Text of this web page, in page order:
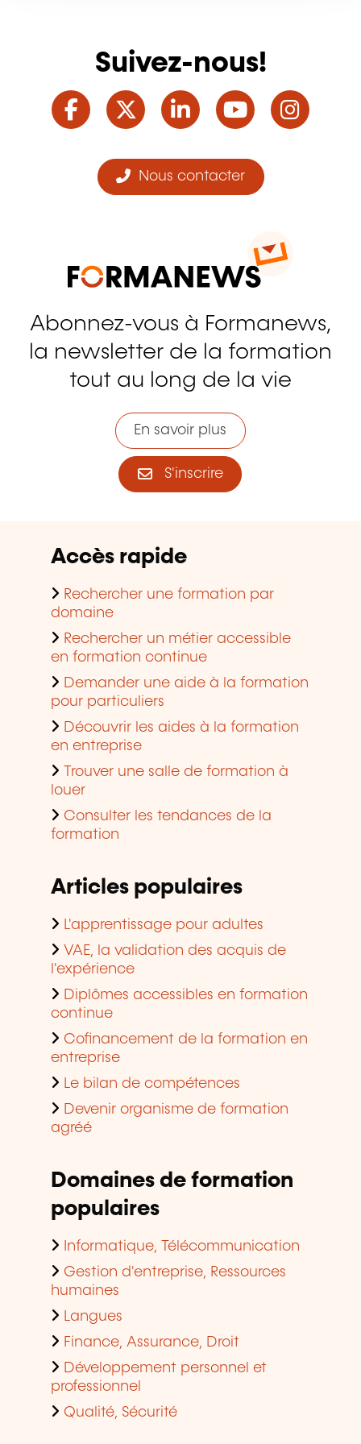
Suivez-nous!
Facebook
TwitterLinkedInYouTube
Nous contacter
Abonnez-vous à Formanews,
la newsletter de la formation
tout au long de la vie
En savoir plus
S'inscrire
Accès rapide
Rechercher une formation par
domaine
Rechercher un métier accessible
en formation continue
Demander une aide à la formation
pour particuliers
Découvrir les aides à la formation
en entreprise
Trouver une salle de formation à
louer
Consulter les tendances de la
formation
Articles populaires
L'apprentissage pour adultes
VAE, la validation des acquis de
l'expérience
Diplômes accessibles en formation
continue
Cofinancement de la formation en
entreprise
Le bilan de compétences
Devenir organisme de formation
agréé
Domaines de formation
populaires
Informatique, Télécommunication
Gestion d'entreprise, Ressources
humaines
Langues
Finance, Assurance, Droit
Développement personnel et
professionnel
Qualité, Sécurité